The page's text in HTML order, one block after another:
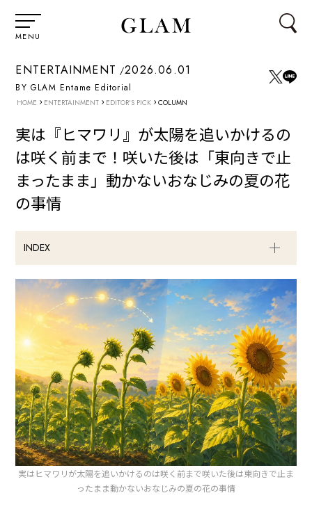
MENU
ENTERTAINMENT 2026.06.01
BY GLAM Entame Editorial
HOME › ENTERTAINMENT › EDITOR'S PICK › COLUMN
実は『ヒマワリ』が太陽を追いかけるの
は咲く前まで！咲いた後は「東向きで止
まったまま」動かないおなじみの夏の花
の事情
INDEX
実はヒマワリが太陽を追いかけるのは咲く前まで咲いた後は東向きで止ま
ったまま動かないおなじみの夏の花の事情